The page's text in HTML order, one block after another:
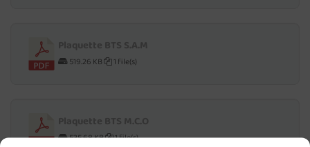
519.26 KB 1 file(s)
535.68 KB 1 file(s)